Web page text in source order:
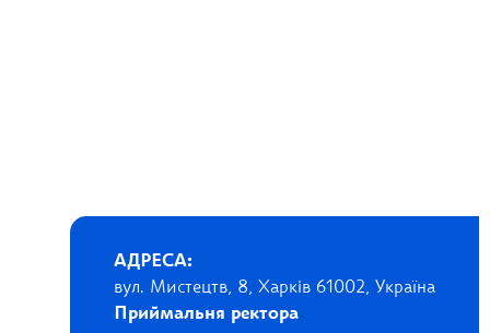
АДРЕСА:
вул. Мистецтв, 8, Харків 61002, Україна
Приймальня ректора